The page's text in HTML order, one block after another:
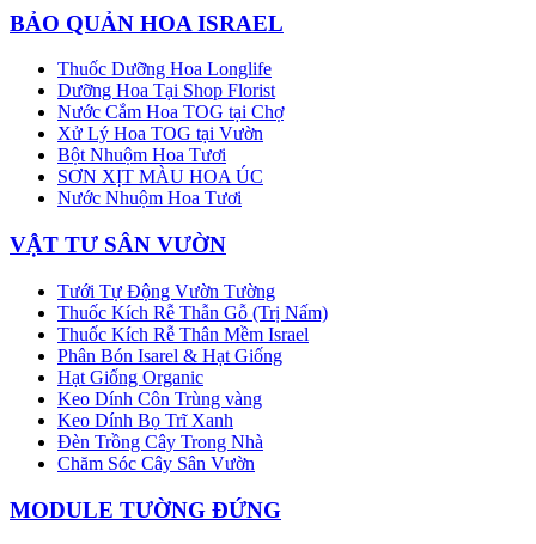
BẢO QUẢN HOA ISRAEL
Thuốc Dưỡng Hoa Longlife
Dưỡng Hoa Tại Shop Florist
Nước Cắm Hoa TOG tại Chợ
Xử Lý Hoa TOG tại Vườn
Bột Nhuộm Hoa Tươi
SƠN XỊT MÀU HOA ÚC
Nước Nhuộm Hoa Tươi
VẬT TƯ SÂN VƯỜN
Tưới Tự Động Vườn Tường
Thuốc Kích Rễ Thẫn Gỗ (Trị Nấm)
Thuốc Kích Rễ Thân Mềm Israel
Phân Bón Isarel & Hạt Giống
Hạt Giống Organic
Keo Dính Côn Trùng vàng
Keo Dính Bọ Trĩ Xanh
Đèn Trồng Cây Trong Nhà
Chăm Sóc Cây Sân Vườn
MODULE TƯỜNG ĐỨNG